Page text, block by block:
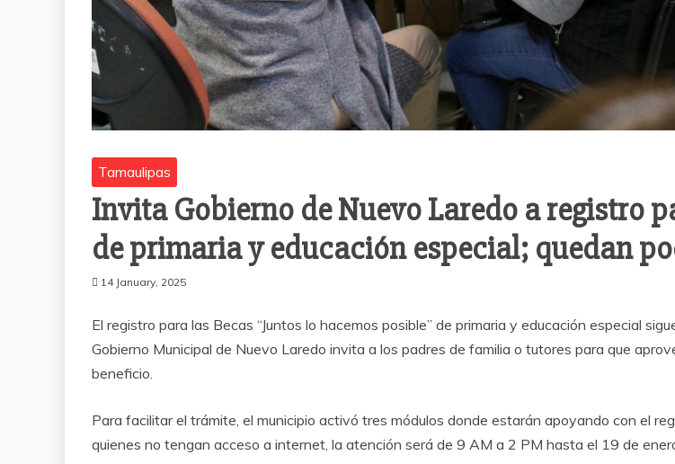
Tamaulipas
Invita Gobierno de Nuevo Laredo a registro
de primaria y educación especial; quedan
14 January, 2025
El registro para las Becas “Juntos lo hacemos posible” de primaria y educación especial
Gobierno Municipal de Nuevo Laredo invita a los padres de familia o tutores para que
beneficio.
Para facilitar el trámite, el municipio activó tres módulos donde estarán apoyando con el
quienes no tengan acceso a internet, la atención será de 9 AM a 2 PM hasta el 19 de